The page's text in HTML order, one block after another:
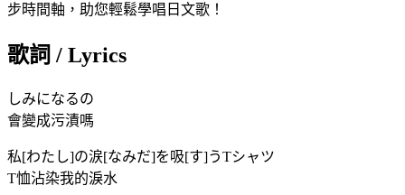
步時間軸，助您輕鬆學唱日文歌！
歌詞 / Lyrics
しみになるの
會變成污漬嗎
私[わたし]の涙[なみだ]を吸[す]うTシャツ
T恤沾染我的淚水